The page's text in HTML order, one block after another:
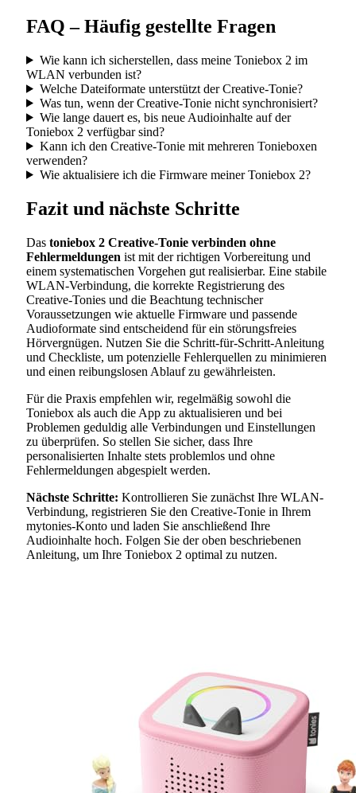
FAQ – Häufig gestellte Fragen
Wie kann ich sicherstellen, dass meine Toniebox 2 im
WLAN verbunden ist?
Welche Dateiformate unterstützt der Creative-Tonie?
Was tun, wenn der Creative-Tonie nicht synchronisiert?
Wie lange dauert es, bis neue Audioinhalte auf der
Toniebox 2 verfügbar sind?
Kann ich den Creative-Tonie mit mehreren Tonieboxen
verwenden?
Wie aktualisiere ich die Firmware meiner Toniebox 2?
Fazit und nächste Schritte
Das toniebox 2 Creative-Tonie verbinden ohne
Fehlermeldungen ist mit der richtigen Vorbereitung und
einem systematischen Vorgehen gut realisierbar. Eine stabile
WLAN-Verbindung, die korrekte Registrierung des
Creative-Tonies und die Beachtung technischer
Voraussetzungen wie aktuelle Firmware und passende
Audioformate sind entscheidend für ein störungsfreies
Hörvergnügen. Nutzen Sie die Schritt-für-Schritt-Anleitung
und Checkliste, um potenzielle Fehlerquellen zu minimieren
und einen reibungslosen Ablauf zu gewährleisten.
Für die Praxis empfehlen wir, regelmäßig sowohl die
Toniebox als auch die App zu aktualisieren und bei
Problemen geduldig alle Verbindungen und Einstellungen
zu überprüfen. So stellen Sie sicher, dass Ihre
personalisierten Inhalte stets problemlos und ohne
Fehlermeldungen abgespielt werden.
Nächste Schritte: Kontrollieren Sie zunächst Ihre WLAN-
Verbindung, registrieren Sie den Creative-Tonie in Ihrem
mytonies-Konto und laden Sie anschließend Ihre
Audioinhalte hoch. Folgen Sie der oben beschriebenen
Anleitung, um Ihre Toniebox 2 optimal zu nutzen.